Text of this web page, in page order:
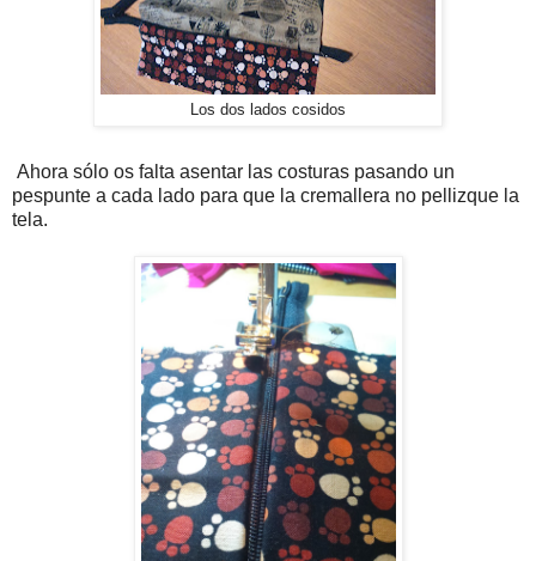
Los dos lados cosidos
Ahora sólo os falta asentar las costuras pasando un
pespunte a cada lado para que la cremallera no pellizque la
tela.